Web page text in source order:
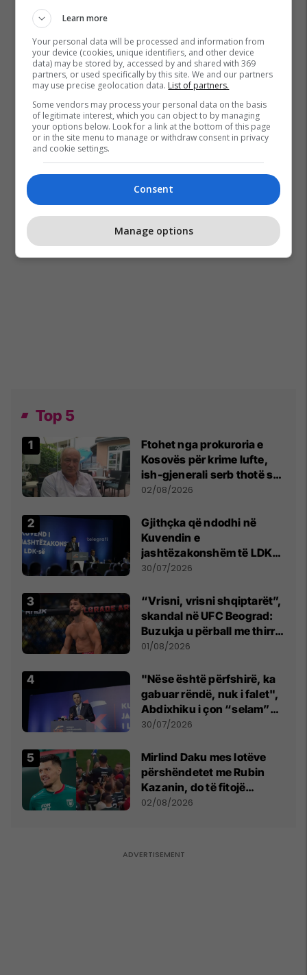
Top 5
Ftohet nga prokuroria e
Kosovës për krime lufte,
ish-gjenerali serb thotë se
dikush e tradhtoi në
02/08/2026
Gjithçka që ndodhi në
Kuvendin e
jashtëzakonshëm të LDK-
së
30/07/2026
“Vrisni, vrisni shqiptarët”,
skandal në UFC Beograd:
Buzukja u përball me thirrje
anti-shqiptare nga
01/08/2026
"Nëse është përfshirë, ka
gabuar rëndë, nuk i falet",
Abdixhiku i çon “selam”
Përparim Ramës
30/07/2026
Mirlind Daku mes lotëve
përshëndetet me Rubin
Kazanin, do të fitojë
miliona te Spartak Moska
02/08/2026
Learn more
Your personal data will be processed and information from
your device (cookies, unique identifiers, and other device
data) may be stored by, accessed by and shared with 369
partners, or used specifically by this site. We and our partners
may use precise geolocation data. List of partners.
Some vendors may process your personal data on the basis
of legitimate interest, which you can object to by managing
your options below. Look for a link at the bottom of this page
or in the site menu to manage or withdraw consent in privacy
and cookie settings.
Consent
Manage options